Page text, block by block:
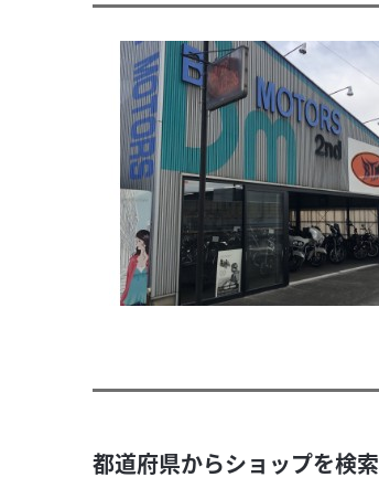
都道府県からショップを検索